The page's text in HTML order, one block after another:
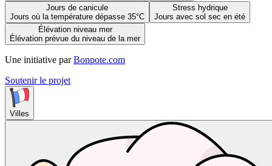
Jours de canicule
Jours où la température dépasse 35°C
Stress hydrique
Jours avec sol sec en été
Élévation niveau mer
Élévation prévue du niveau de la mer
Une initiative par Bonpote.com
Soutenir le projet
Villes